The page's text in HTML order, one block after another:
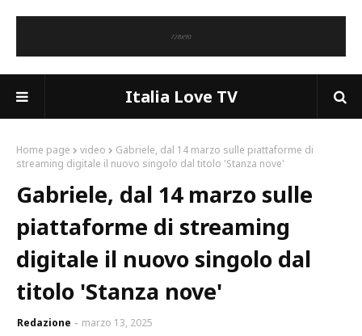
Italia Love TV
Home page video
Gabriele, dal 14 marzo sulle piattaforme di
streaming digitale il nuovo singolo dal titolo 'Stanza nove'
Gabriele, dal 14 marzo sulle
piattaforme di streaming
digitale il nuovo singolo dal
titolo 'Stanza nove'
Redazione marzo 13, 2025